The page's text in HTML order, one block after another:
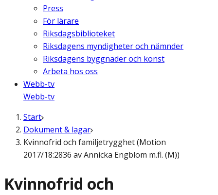
Press
För lärare
Riksdagsbiblioteket
Riksdagens myndigheter och nämnder
Riksdagens byggnader och konst
Arbeta hos oss
Webb-tv
Webb-tv
Start
Dokument & lagar
Kvinnofrid och familjetrygghet (Motion
2017/18:2836 av Annicka Engblom m.fl. (M))
Kvinnofrid och